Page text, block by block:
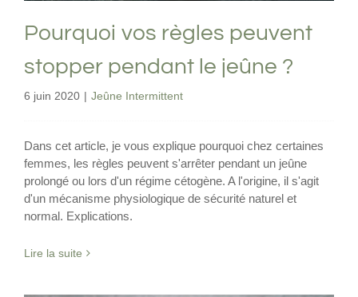
Pourquoi vos règles peuvent
stopper pendant le jeûne ?
6 juin 2020 | Jeûne Intermittent
Dans cet article, je vous explique pourquoi chez certaines
femmes, les règles peuvent s'arrêter pendant un jeûne
prolongé ou lors d'un régime cétogène. A l'origine, il s'agit
d'un mécanisme physiologique de sécurité naturel et
normal. Explications.
Lire la suite